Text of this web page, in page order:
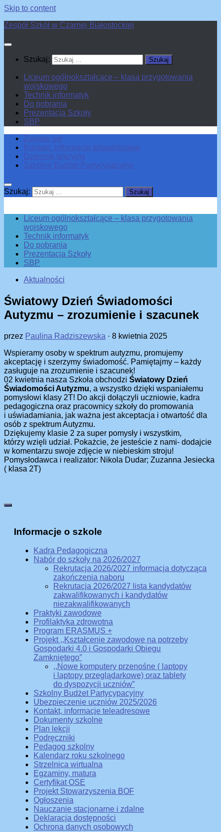
Skip to content
Zespół Szkół w Czarnej Białostockiej
Szukaj:
Liceum ogólnokształcące – klasa przygotowania
wojskowego
Technik informatyk
Do pobrania
Prezentacja Szkoły
SBP
Zaloguj się
Kontakt, informacje teleadresowe
Dziennik lekcyjny
Szkolny Budżet Partycypacyjny
Szukaj:
Liceum ogólnokształcące – klasa przygotowania
wojskowego
Technik informatyk
Do pobrania
Prezentacja Szkoły
SBP
Aktualności
Światowy Dzień Świadomości
Autyzmu – zrozumienie i szacunek
przez Paulina Radziszewska · 8 kwietnia 2025
Wspieramy osoby w spektrum autyzmu, promujemy
akceptację i szerzymy świadomość. Pamiętajmy – każdy
zasługuje na zrozumienie i szacunek!
02 kwietnia nasza Szkoła obchodzi Światowy Dzień
Świadomości Autyzmu, a wszystko dzięki wspaniałemu
pomysłowi klasy 2T! Do akcji dołączyli uczniowie, kadra
pedagogiczna oraz pracownicy szkoły do promowania
i uświadamiania, jak ważna jest akceptacja i otwartość dla
osób z spektrum Autyzmu.
Dziękujemy klasie 2 za super pomysły i wszystkim,
którzy wzięli udział. Pokażcie, że jesteście z nami- dodajcie
w komentarzu swoje zdjęcie w niebieskim stroju!
Pomysłodawca i realizator: Nikola Dudar; Zuzanna Jesiecka
( klasa 2T)
Informacje o szkole
Kadra Pedagogiczna
Nabór do szkoły na 2026/2027
Rekrutacja 2026/2027 informacja dotycząca
zakończenia naboru
Rekrutacja 2026/2027 lista kandydatów
zakwalifikowanych i kandydatów
niezakwalifikowanych
Praktyki zawodowe
Profilaktyka zdrowotna
Program ERASMUS +
Projekt ,,Kształcenie zawodowe na potrzeby
Gospodarki 4.0 i Gospodarki Obiegu
Zamkniętego”
,,Nowe komputery przenośne ( laptopy
i laptopy przeglądarkowe) oraz tablety
do dyspozycji uczniów”
Szkolny Budżet Partycypacyjny
Ubezpieczenie uczniów 2025/2026
Kontakt, informacje teleadresowe
Dokumenty szkolne
Plan lekcji
Podręczniki
Pedagog szkolny
Kalendarz roku szkolnego
Strzelnica wirtualna
Egzaminy, matura
Certyfikat OSE
Projekt Stowarzyszenia BOF
Ogłoszenia
Nauczanie stacjonarne i zdalne
Deklaracja dostępności
Ochrona danych osobowych